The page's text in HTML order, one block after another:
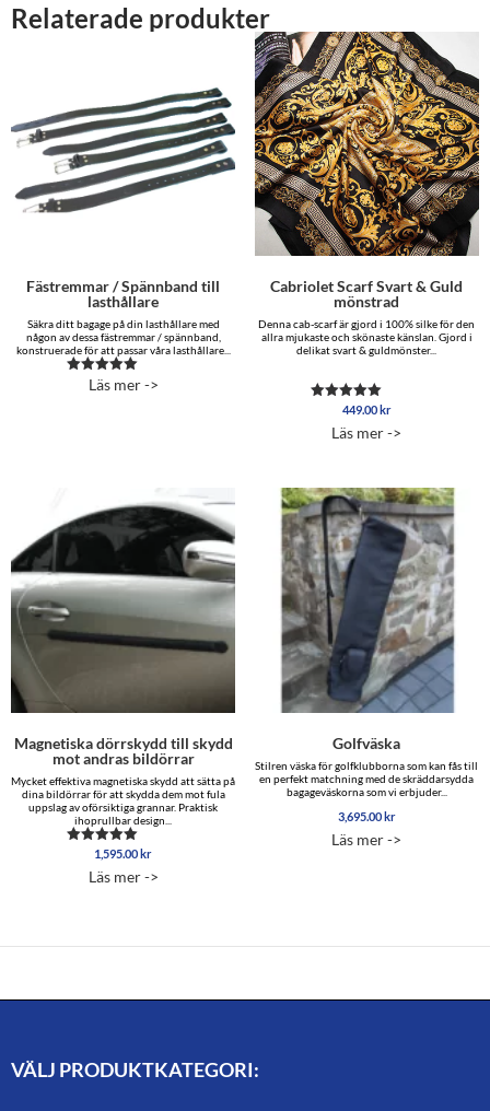
Relaterade produkter
Fästremmar / Spännband till
lasthållare
Säkra ditt bagage på din lasthållare med
någon av dessa fästremmar / spännband,
konstruerade för att passar våra lasthållare...
Betygsatt
Läs mer ->
Cabriolet Scarf Svart & Guld
mönstrad
Denna cab-scarf är gjord i 100% silke för den
allra mjukaste och skönaste känslan. Gjord i
delikat svart & guldmönster...
Betygsatt
av 5
449.00 kr
Läs mer ->
Magnetiska dörrskydd till skydd
mot andras bildörrar
Mycket effektiva magnetiska skydd att sätta på
dina bildörrar för att skydda dem mot fula
uppslag av oförsiktiga grannar. Praktisk
ihoprullbar design...
Betygsatt
av 5
1,595.00kr
Läs mer ->
Golfväska
Stilren väska för golfklubborna som kan fås till
en perfekt matchning med de skräddarsydda
bagageväskorna som vi erbjuder...
3,695.00kr
Läs mer ->
VÄLJ PRODUKTKATEGORI: